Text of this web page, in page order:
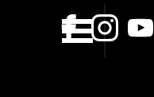
Saltar